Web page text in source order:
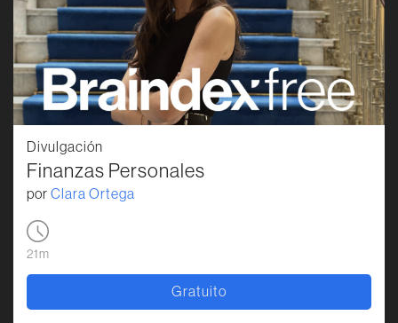
Divulgación
Finanzas Personales
por Clara Ortega
21m
Gratuito